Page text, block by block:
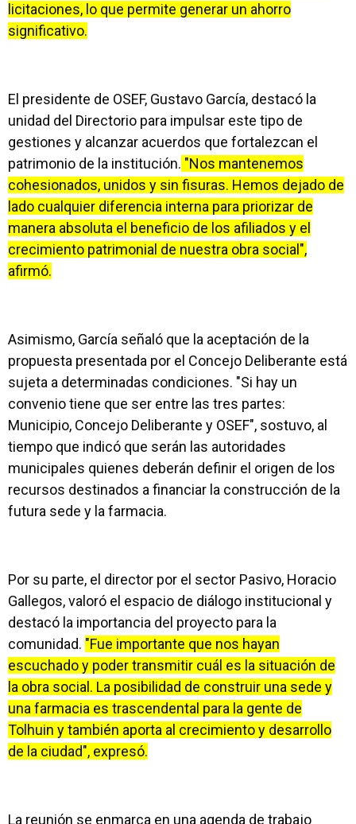
licitaciones, lo que permite generar un ahorro
significativo.
El presidente de OSEF, Gustavo García, destacó la
unidad del Directorio para impulsar este tipo de
gestiones y alcanzar acuerdos que fortalezcan el
patrimonio de la institución. "Nos mantenemos
cohesionados, unidos y sin fisuras. Hemos dejado de
lado cualquier diferencia interna para priorizar de
manera absoluta el beneficio de los afiliados y el
crecimiento patrimonial de nuestra obra social",
afirmó.
Asimismo, García señaló que la aceptación de la
propuesta presentada por el Concejo Deliberante está
sujeta a determinadas condiciones. "Si hay un
convenio tiene que ser entre las tres partes:
Municipio, Concejo Deliberante y OSEF", sostuvo, al
tiempo que indicó que serán las autoridades
municipales quienes deberán definir el origen de los
recursos destinados a financiar la construcción de la
futura sede y la farmacia.
Por su parte, el director por el sector Pasivo, Horacio
Gallegos, valoró el espacio de diálogo institucional y
destacó la importancia del proyecto para la
comunidad. "Fue importante que nos hayan
escuchado y poder transmitir cuál es la situación de
la obra social. La posibilidad de construir una sede y
una farmacia es trascendental para la gente de
Tolhuin y también aporta al crecimiento y desarrollo
de la ciudad", expresó.
La reunión se enmarca en una agenda de trabajo